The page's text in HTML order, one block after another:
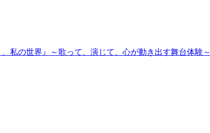
私の世界』～歌って、演じて、心が動き出す舞台体験～